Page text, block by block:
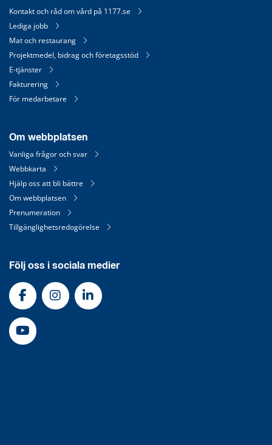
Kontakt och råd om vård på 1177.se
Lediga jobb
Mat och restaurang
Projektmedel, bidrag och företagsstöd
E-tjänster
Fakturering
För medarbetare
Om webbplatsen
Vanliga frågor och svar
Webbkarta
Hjälp oss att bli bättre
Om webbplatsen
Prenumeration
Tillgänglighetsredogörelse
Följ oss i sociala medier